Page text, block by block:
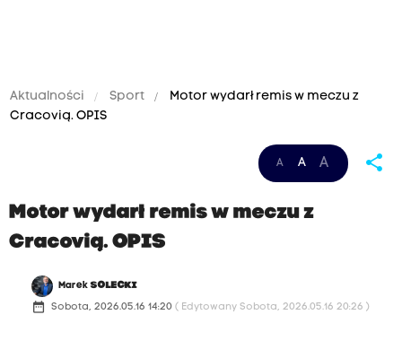
Aktualności Sport
Motor wydarł remis w meczu z
Cracovią. OPIS
A A A share
Motor wydarł remis w meczu z
Cracovią. OPIS
MarekSOLECKI
date_range Sobota, 2026.05.16 14:20 ( Edytowany Sobota, 2026.05.16 20:26 )
a
j